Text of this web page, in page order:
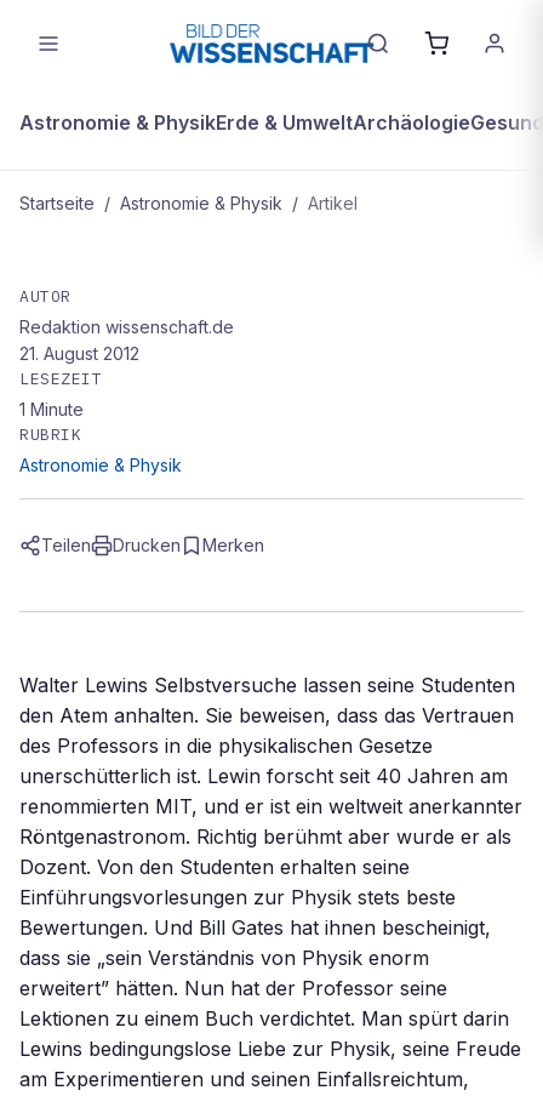
Astronomie & PhysikErde & UmweltArchäologie
Startseite / Astronomie & Physik / Artikel
Aus Liebe zur Physik
AUTOR
Redaktion wissenschaft.de
21. August 2012
LESEZEIT
1 Minute
RUBRIK
Astronomie & Physik
Teilen Drucken Merken
Walter Lewins Selbstversuche lassen seine Studenten
den Atem anhalten. Sie beweisen, dass das Vertrauen
des Professors in die physikalischen Gesetze
unerschütterlich ist. Lewin forscht seit 40 Jahren am
renommierten MIT, und er ist ein weltweit anerkannter
Röntgenastronom. Richtig berühmt aber wurde er als
Dozent. Von den Studenten erhalten seine
Einführungsvorlesungen zur Physik stets beste
Bewertungen. Und Bill Gates hat ihnen bescheinigt,
dass sie „sein Verständnis von Physik enorm
erweitert” hätten. Nun hat der Professor seine
Lektionen zu einem Buch verdichtet. Man spürt darin
Lewins bedingungslose Liebe zur Physik, seine Freude
am Experimentieren und seinen Einfallsreichtum,